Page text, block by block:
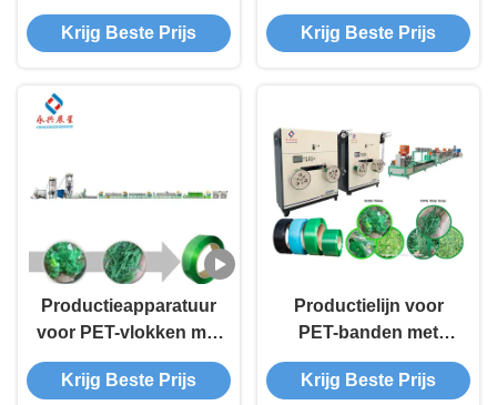
rendement van 300
kg/uur en PET-
Krijg Beste Prijs
wikkeling van PET-
banden 9mm-25mm
korrels
Krijg Beste Prijs
Productieapparatuur
voor PET-vlokken met
automatisch wikkelen
van PET-banden
Krijg Beste Prijs
Productielijn voor
PET-banden met
automatische
wikkeling
Krijg Beste Prijs